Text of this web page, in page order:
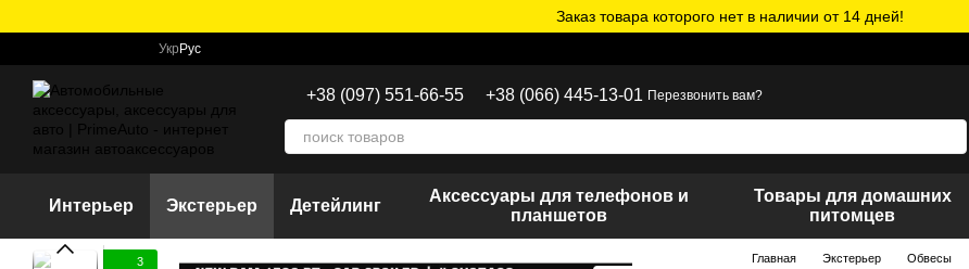
Заказ товара которого нет в наличии от 14 дней!
Укр Рус
+38 (097) 551-66-55 +38 (066) 445-13-01 Перезвонить вам?
Интерьер Экстерьер Детейлинг
Аксессуары для телефонов и
планшетов
Товары для домашних
питомцев
3 Главная Экстерьер Обвесы